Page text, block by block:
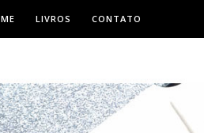
LIVROS CONTATO